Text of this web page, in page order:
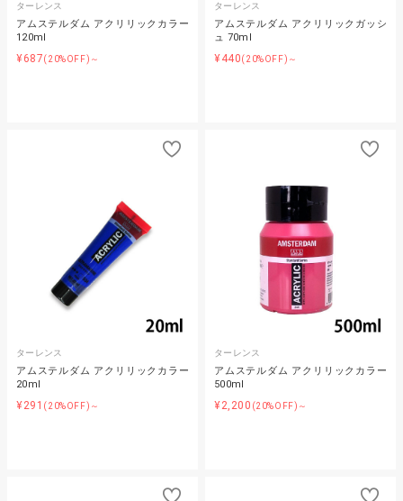
ターレンス
アムステルダム アクリリックカラー
120ml
¥687(20%OFF)～
ターレンス
アムステルダム アクリリックガッシ
ュ 70ml
¥440(20%OFF)～
ターレンス
アムステルダム アクリリックカラー
20ml
¥291 (20%OFF)～
ターレンス
アムステルダム アクリリックカラー
500ml
¥2,200 (20%OFF)～